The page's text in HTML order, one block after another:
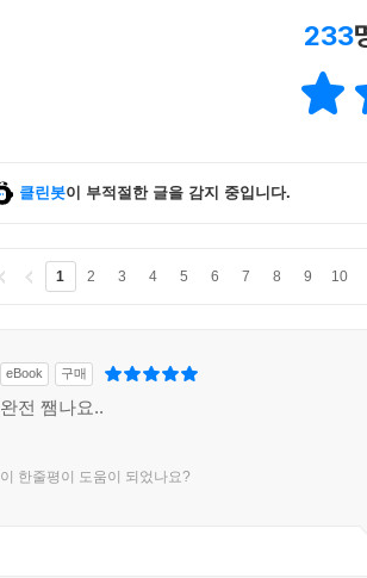
233
클린봇이 부적절한 글을 감지 중입니다.
1 2 3 4 5 6 7 8 9 10
eBook 구매
완전 쨈나요..
이 한줄평이 도움이 되었나요?